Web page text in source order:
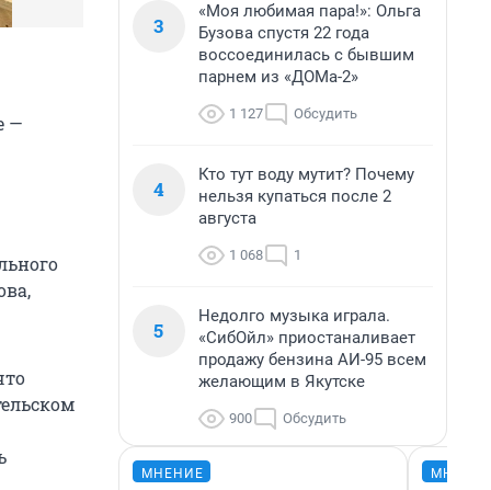
—
3
«Моя любимая пара!»: Ольга
Бузова спустя 22 года
воссоединилась с бывшим
парнем из «ДОМа-2»
1 127 Обсудить
4
Кто тут воду мутит? Почему
нельзя купаться после 2
августа
1 068 1
5
Недолго музыка играла.
«СибОйл» приостаналивает
продажу бензина АИ-95 всем
желающим в Якутске
900 Обсудить
МНЕНИЕ